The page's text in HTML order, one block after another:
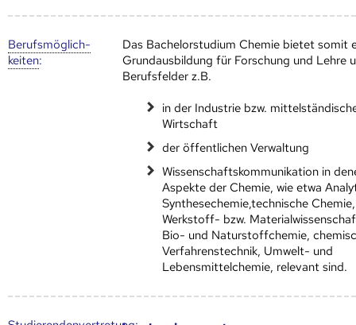
Berufs­möglich­
keiten:
Das Bachelorstudium Chemie bietet somit
Grundausbildung für Forschung und Lehre
Berufsfelder z.B.
in der Industrie bzw.
Wirtschaft
der öffentlichen Verwaltung
Wissenschaftskommunikation in
Aspekte der Chemie, wie etwa
Synthesechemie,technische Chemie,
Werkstoff- bzw.
Bio- und Naturstoffchemie,
Verfahrenstechnik, Umwelt- und
Lebensmittelchemie, relevant sind.